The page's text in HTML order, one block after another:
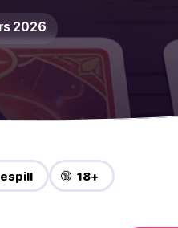
2026
🔞 18+